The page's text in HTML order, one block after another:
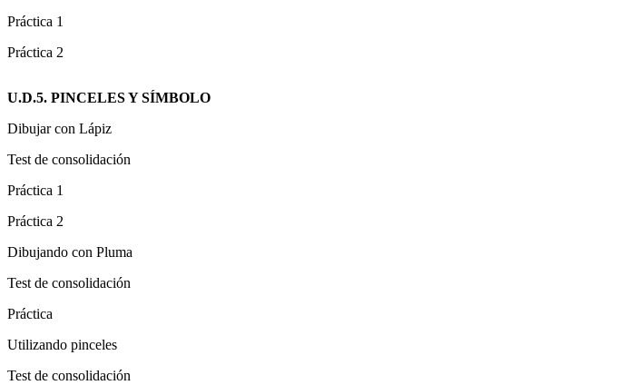
Práctica 1
Práctica 2
U.D.5. PINCELES Y SÍMBOLO
Dibujar con Lápiz
Test de consolidación
Práctica 1
Práctica 2
Dibujando con Pluma
Test de consolidación
Práctica
Utilizando pinceles
Test de consolidación